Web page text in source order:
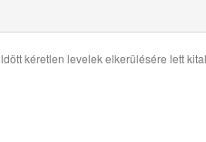
kéretlen levelek elkerülésére lett